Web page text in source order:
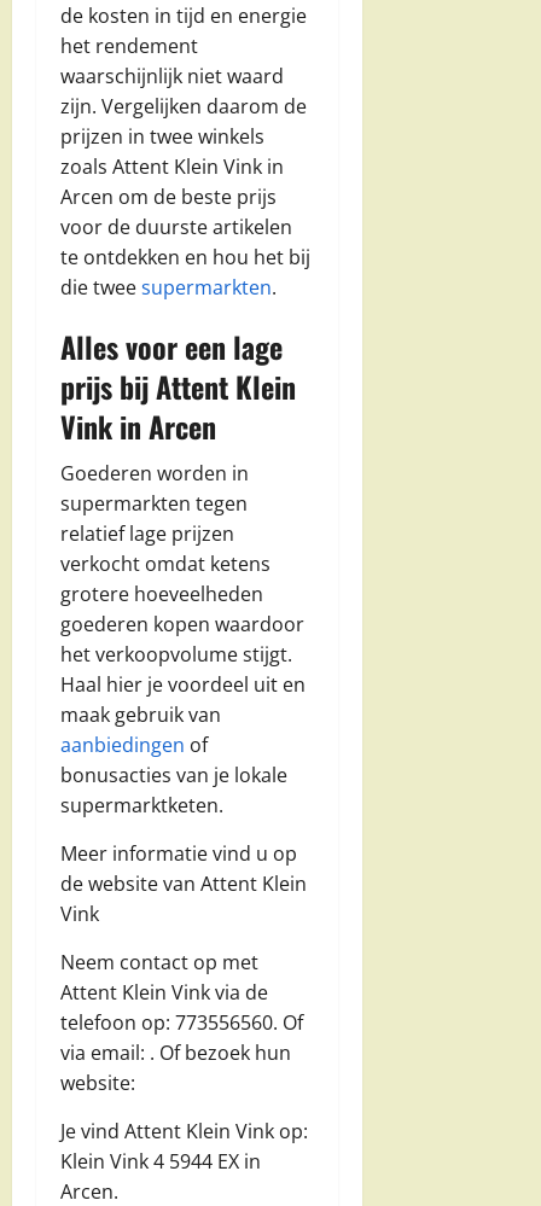
de kosten in tijd en energie
het rendement
waarschijnlijk niet waard
zijn. Vergelijken daarom de
prijzen in twee winkels
zoals Attent Klein Vink in
Arcen om de beste prijs
voor de duurste artikelen
te ontdekken en hou het bij
die tweesupermarkten.
Alles voor een lage
prijs bij Attent Klein
Vink in Arcen
Goederen worden in
supermarkten tegen
relatief lage prijzen
verkocht omdat ketens
grotere hoeveelheden
goederen kopen waardoor
het verkoopvolume stijgt.
Haal hier je voordeel uit en
maak gebruik van
aanbiedingen of
bonusacties van je lokale
supermarktketen.
Meer informatie vind u op
de website van Attent Klein
Vink
Neem contact op met
Attent Klein Vink via de
telefoon op: 773556560. Of
via email: . Of bezoek hun
website:
Je vind Attent Klein Vink op:
Klein Vink 4 5944 EX in
Arcen.